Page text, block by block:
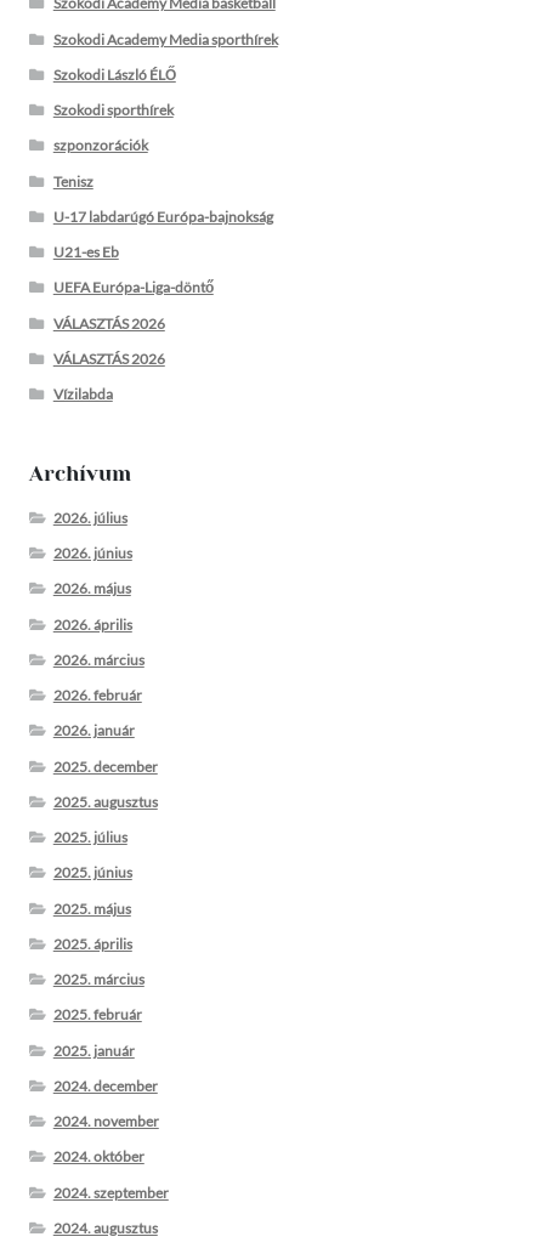
Szokodi Academy Media sporthírek
Szokodi László ÉLŐ
Szokodi sporthírek
szponzorációk
Tenisz
U-17 labdarúgó Európa-bajnokság
U21-es Eb
UEFA Európa-Liga-döntő
VÁLASZTÁS 2026
VÁLASZTÁS 2026
Vízilabda
Archívum
2026. július
2026. június
2026. május
2026. április
2026. március
2026. február
2026. január
2025. december
2025. augusztus
2025. július
2025. június
2025. május
2025. április
2025. március
2025. február
2025. január
2024. december
2024. november
2024. október
2024. szeptember
2024. augusztus